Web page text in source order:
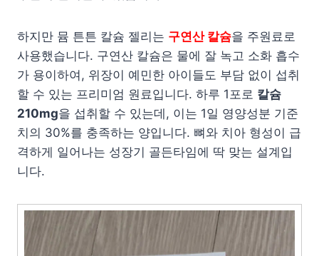
하지만 뮴 튼튼 칼슘 젤리는 구연산 칼슘을 주원료로
사용했습니다. 구연산 칼슘은 물에 잘 녹고 소화 흡수
가 용이하여, 위장이 예민한 아이들도 부담 없이 섭취
할 수 있는 프리미엄 원료입니다. 하루 1포로 칼슘
210mg을 섭취할 수 있는데, 이는 1일 영양성분 기준
치의 30%를 충족하는 양입니다. 뼈와 치아 형성이 급
격하게 일어나는 성장기 골든타임에 딱 맞는 설계입
니다.